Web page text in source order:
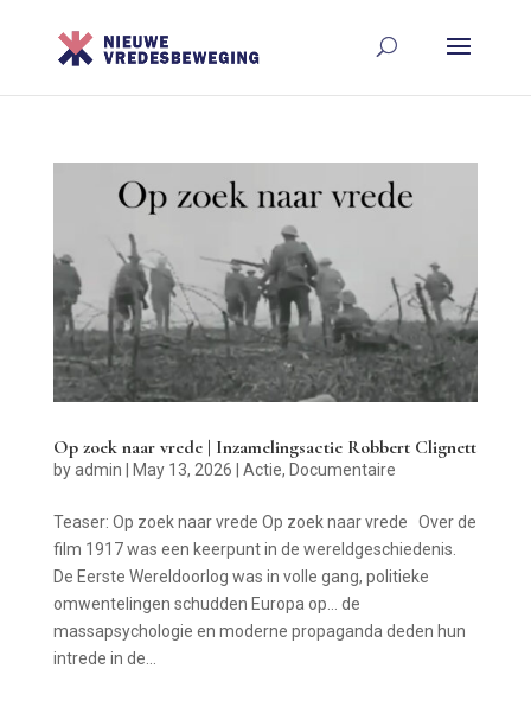
Op zoek naar vrede | Inzamelingsactie Robbert Clignett
byadmin | May 13, 2026 | Actie, Documentaire
Teaser: Op zoek naar vrede Op zoek naar vrede Over de
film 1917 was een keerpunt in de wereldgeschiedenis.
De Eerste Wereldoorlog was in volle gang, politieke
omwentelingen schudden Europa op… de
massapsychologie en moderne propaganda deden hun
intrede in de...